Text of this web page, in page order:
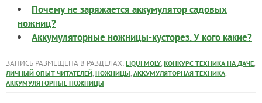
Почему не заряжается аккумулятор садовых
ножниц?
Аккумуляторные ножницы-кусторез. У кого какие?
ЗАПИСЬ РАЗМЕЩЕНА В РАЗДЕЛАХ: LIQUI MOLY, КОНКУРС ТЕХНИКА НА ДАЧЕ,
ЛИЧНЫЙ ОПЫТ ЧИТАТЕЛЕЙ, НОЖНИЦЫ, АККУМУЛЯТОРНАЯ ТЕХНИКА,
АККУМУЛЯТОРНЫЕ НОЖНИЦЫ